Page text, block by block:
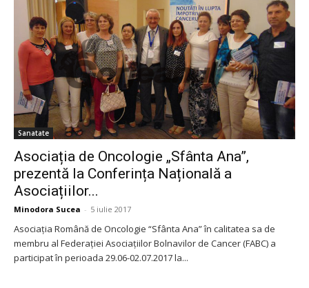
Sanatate
Asociația de Oncologie „Sfânta Ana”,
prezentă la Conferința Națională a
Asociațiilor...
Minodora Sucea - 5 iulie 2017
Asociația Română de Oncologie “Sfânta Ana” în calitatea sa de
membru al Federației Asociațiilor Bolnavilor de Cancer (FABC) a
participat în perioada 29.06-02.07.2017 la...